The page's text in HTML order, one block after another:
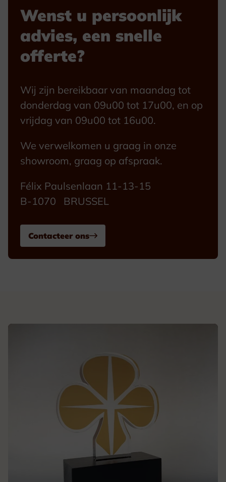
Wenst u persoonlijk
advies, een snelle
offerte?
Wij zijn bereikbaar van maandag tot
donderdag van 09u00 tot 17u00, en op
vrijdag van 09u00 tot 16u00.
We verwelkomen u graag in onze
showroom, graag op afspraak.
Félix Paulsenlaan 11-13-15
B-1070 BRUSSEL
Contacteer ons